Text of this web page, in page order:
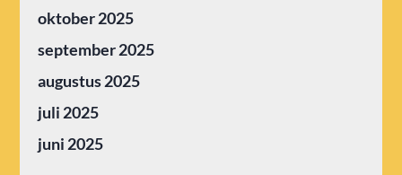
oktober 2025
september 2025
augustus 2025
juli 2025
juni 2025